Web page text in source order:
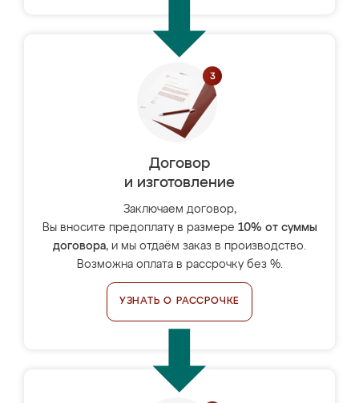
Договор
и изготовление
Заключаем договор,
Вы вносите предоплату в размере 10% от суммы
договора, и мы отдаём заказ в производство.
Возможна оплата в рассрочку без %.
УЗНАТЬ О РАССРОЧКЕ